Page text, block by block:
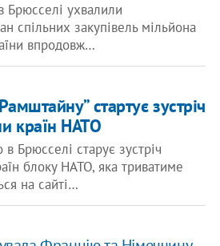
Брюсселі ухвалили
спільних закупівель мільйона
впродовж…
стартує зустріч
країн НАТО
Брюсселі cтарує зустріч
блоку НАТО, яка триватиме
на сайті…